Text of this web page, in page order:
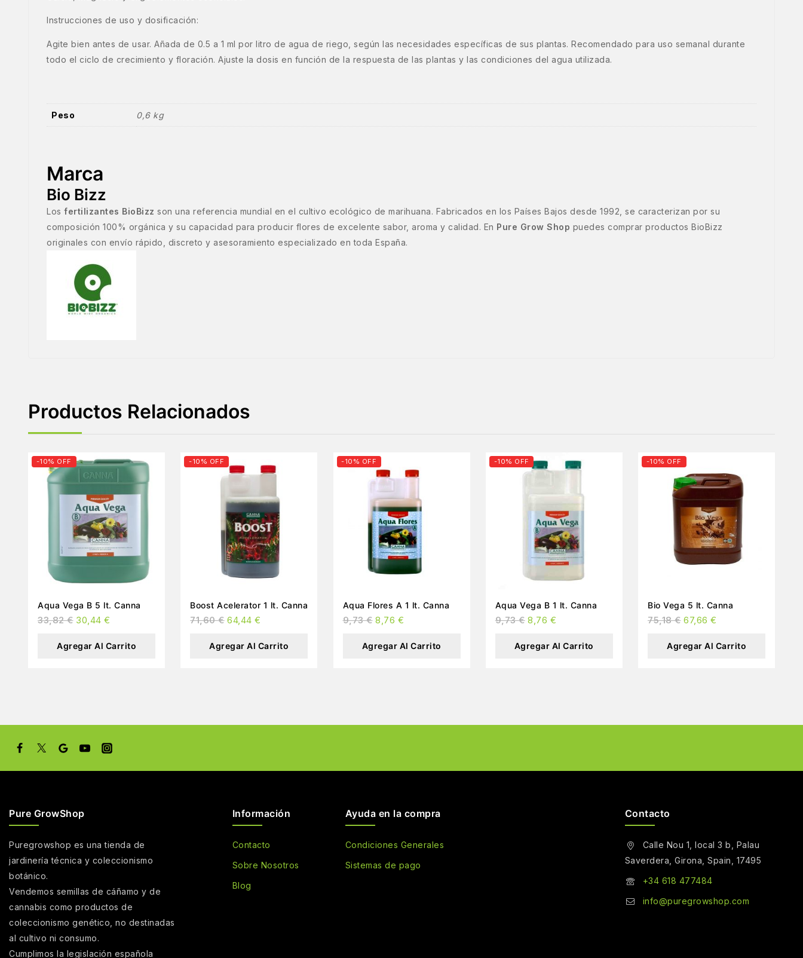
Instrucciones de uso y dosificación:
Agite bien antes de usar. Añada de 0.5 a 1 ml por litro de agua de riego, según las necesidades específicas de sus plantas. Recomendado para uso semanal durante
todo el ciclo de crecimiento y floración. Ajuste la dosis en función de la respuesta de las plantas y las condiciones del agua utilizada.
Peso 0,6 kg
Marca
Bio Bizz
Los fertilizantes BioBizz son una referencia mundial en el cultivo ecológico de marihuana. Fabricados en los Países Bajos desde 1992, se caracterizan por su
composición 100% orgánica y su capacidad para producir flores de excelente sabor, aroma y calidad. En Pure Grow Shop puedes comprar productos BioBizz
originales con envío rápido, discreto y asesoramiento especializado en toda España.
Productos Relacionados
-10% OFF
Aqua Vega B 5 lt. Canna
33,82€ 30,44 €
Agregar Al Carrito
-10% OFF
Boost Acelerator 1 lt. Canna
71,60€ 64,44€
Agregar Al Carrito
-10% OFF
Aqua Flores A 1 lt. Canna
9,73€ 8,76 €
Agregar Al Carrito
-10% OFF
Aqua Vega B 1 lt. Canna
9,73€ 8,76 €
Agregar Al Carrito
-10% OFF
Bio Vega 5 lt. Canna
75,18€ 67,66 €
Agregar Al Carrito
Pure GrowShop
Puregrowshop es una tienda de
jardinería técnica y coleccionismo
botánico.
Vendemos semillas de cáñamo y de
cannabis como productos de
coleccionismo genético, no destinadas
al cultivo ni consumo.
Cumplimos la legislación española
Información
Contacto
Sobre Nosotros
Blog
Ayuda en la compra
Condiciones Generales
Sistemas de pago
Contacto
Calle Nou 1, local 3 b, Palau
Saverdera, Girona, Spain, 17495
+34 618 477484
info@puregrowshop.com